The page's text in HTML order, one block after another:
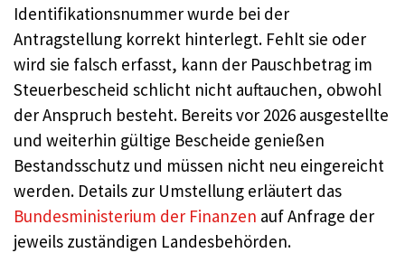
Identifikationsnummer wurde bei der
Antragstellung korrekt hinterlegt. Fehlt sie oder
wird sie falsch erfasst, kann der Pauschbetrag im
Steuerbescheid schlicht nicht auftauchen, obwohl
der Anspruch besteht. Bereits vor 2026 ausgestellte
und weiterhin gültige Bescheide genießen
Bestandsschutz und müssen nicht neu eingereicht
werden. Details zur Umstellung erläutert das
Bundesministerium der Finanzen auf Anfrage der
jeweils zuständigen Landesbehörden.